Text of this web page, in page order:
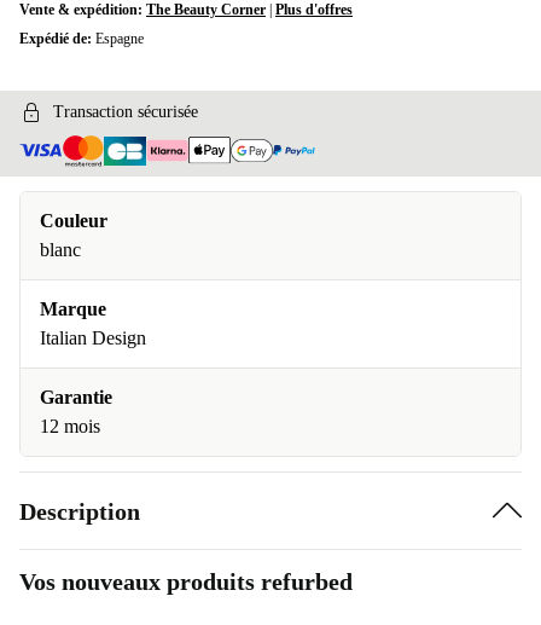
Vente & expédition: The Beauty Corner Plus d'offres
Expédié de: Espagne
Transaction sécurisée
Couleur
blanc
Marque
Italian Design
Garantie
12 mois
Description
Vos nouveaux produits refurbed